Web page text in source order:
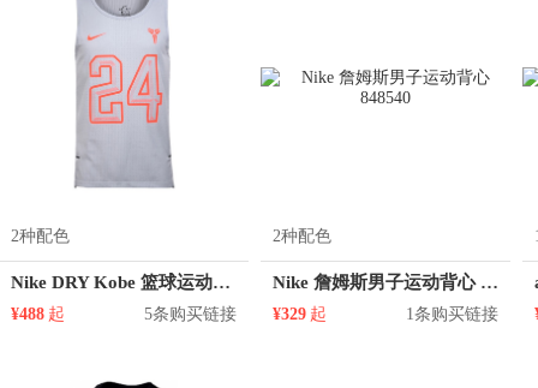
2种配色
Nike DRY Kobe 篮球运动系列科比透气印花圆领背心 848542
¥488 起 5条购买链接
2种配色
Nike 詹姆斯男子运动背心 848540
¥329 起 1条购买链接